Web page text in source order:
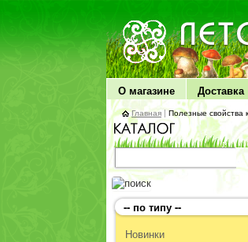
ЛЕТО чудо здоровья
О магазине Доставка
Главная |Полезные свойства
-- по типу --
Новинки